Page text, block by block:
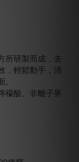
所研製而成，去
，輕鬆動手，清
檬酸、非離子界